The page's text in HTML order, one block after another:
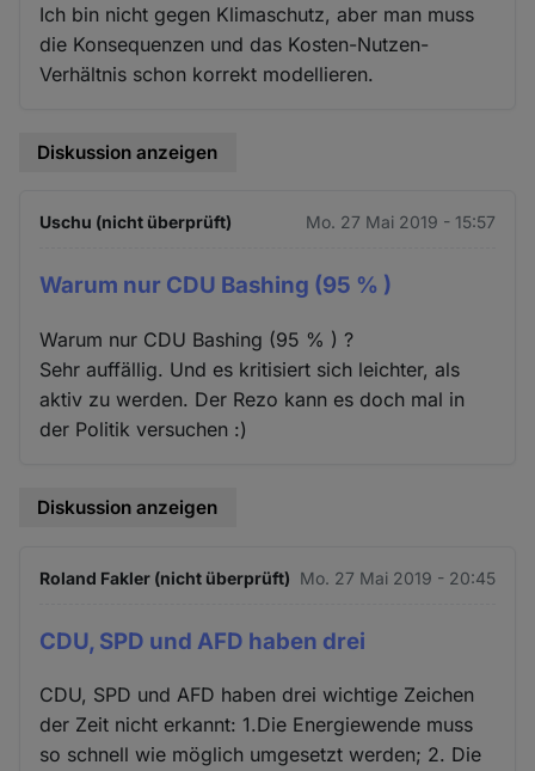
Ich bin nicht gegen Klimaschutz, aber man muss
die Konsequenzen und das Kosten-Nutzen-
Verhältnis schon korrekt modellieren.
Diskussion anzeigen
Uschu (nicht überprüft) Mo. 27 Mai 2019 - 15:57
Warum nur CDU Bashing (95 % )
Warum nur CDU Bashing (95 % ) ?
Sehr auffällig. Und es kritisiert sich leichter, als
aktiv zu werden. Der Rezo kann es doch mal in
der Politik versuchen :)
Diskussion anzeigen
Roland Fakler (nicht überprüft) Mo. 27 Mai 2019 - 20:45
CDU, SPD und AFD haben drei
CDU, SPD und AFD haben drei wichtige Zeichen
der Zeit nicht erkannt: 1.Die Energiewende muss
so schnell wie möglich umgesetzt werden; 2. Die